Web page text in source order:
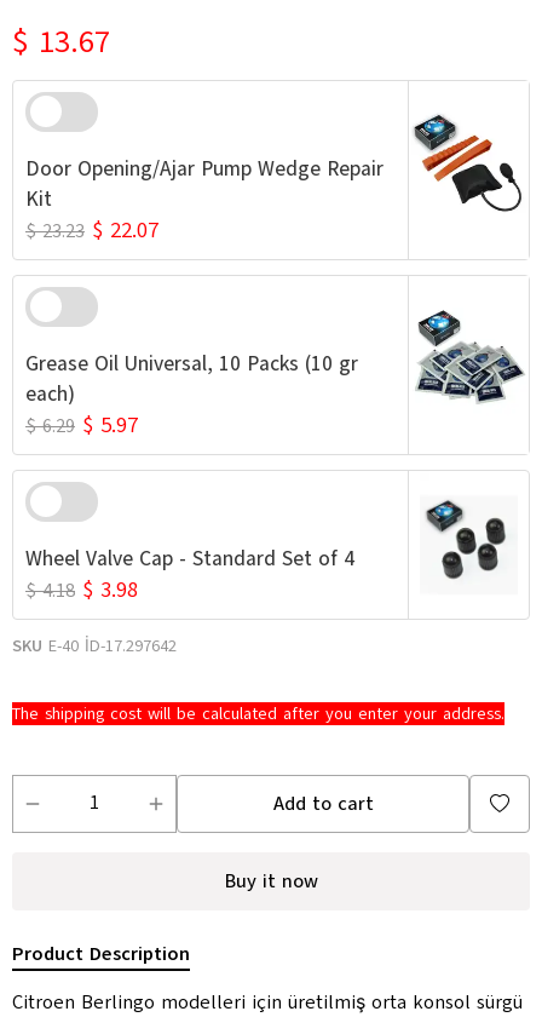
$ 13.67
Door Opening/Ajar Pump Wedge Repair
Kit
$ 23.23 $ 22.07
Grease Oil Universal, 10 Packs (10 gr
each)
$ 6.29 $ 5.97
Wheel Valve Cap - Standard Set of 4
$ 4.18 $ 3.98
SKU E-40 İD-17.297642
The shipping cost will be calculated after you enter your address.
Add to cart
Buy it now
Product Description
Citroen Berlingo modelleri için üretilmiş orta konsol sürgü